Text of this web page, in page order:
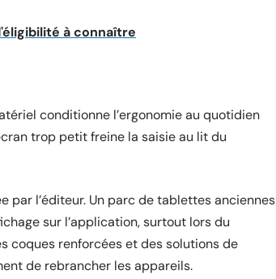
à connaître
conditionne l’ergonomie au quotidien
trop petit freine la saisie au lit du
par l’éditeur. Un parc de tablettes anciennes
sur l’application, surtout lors du
coques renforcées et des solutions de
de rebrancher les appareils.